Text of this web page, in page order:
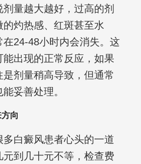
量越大越好，过高的剂
灼热感、红斑甚至水
24-48小时内会消失。这
出现的正常反应，如果
剂量稍高导致，但通常
妥善处理。
向
白癜风患者心头的一道
到几十元不等，检查费